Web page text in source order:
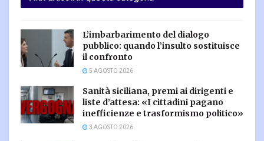
L’imbarbarimento del dialogo
pubblico: quando l’insulto sostituisce
il confronto
5 AGOSTO 2026
Sanità siciliana, premi ai dirigenti e
liste d’attesa: «I cittadini pagano
inefficienze e trasformismo politico»
3 AGOSTO 2026